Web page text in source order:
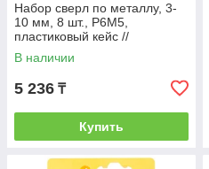
Набор сверл по металлу, 3-
10 мм, 8 шт., Р6М5,
пластиковый кейс //
СИБРТЕХ
В наличии
5 236 ₸
Купить